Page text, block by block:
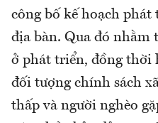
công bố kế hoạch
địa bàn. Qua đó nhằm
ở phát triển, đồng thời
đối tượng chính sách
thấp và người nghèo